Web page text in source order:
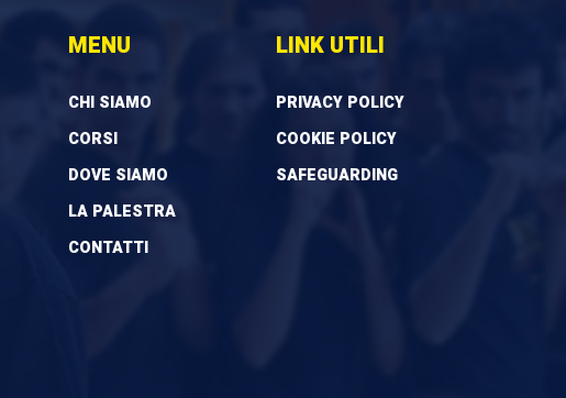
MENU
CHI SIAMO
CORSI
DOVE SIAMO
LA PALESTRA
CONTATTI
LINK UTILI
PRIVACY POLICY
COOKIE POLICY
SAFEGUARDING